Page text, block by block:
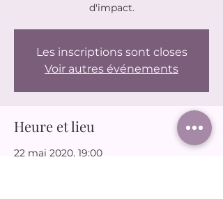
d'impact.
Les inscriptions sont closes
Voir autres événements
Heure et lieu
22 mai 2020, 19:00